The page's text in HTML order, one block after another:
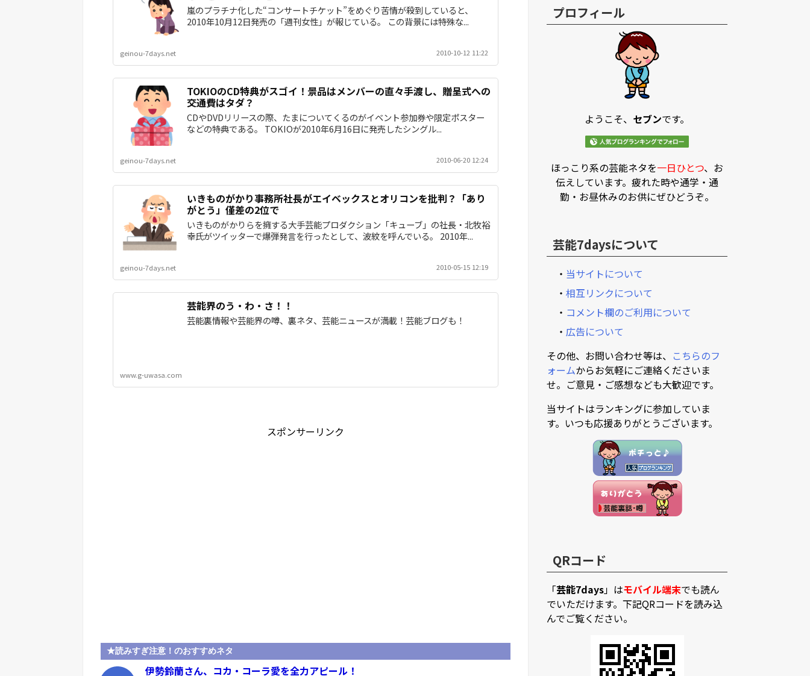
嵐のプラチナ化した“コンサートチケット”をめぐり苦情が殺到していると、
2010年10月12日発売の「週刊女性」が報じている。 この背景には特殊な...
geinou-7days.net 2010-10-12 11:22
TOKIOのCD特典がスゴイ！景品はメンバーの直々手渡し、贈呈式への
交通費はタダ？
CDやDVDリリースの際、たまについてくるのがイベント参加券や限定ポスター
などの特典である。 TOKIOが2010年6月16日に発売したシングル...
geinou-7days.net 2010-06-20 12:24
いきものがかり事務所社長がエイベックスとオリコンを批判？「あり
がとう」僅差の2位で
いきものがかりらを擁する大手芸能プロダクション「キューブ」の社長・北牧裕
幸氏がツイッターで爆弾発言を行ったとして、波紋を呼んでいる。 2010年...
geinou-7days.net 2010-05-15 12:19
芸能界のう・わ・さ！！
芸能裏情報や芸能界の噂、裏ネタ、芸能ニュースが満載！芸能ブログも！
www.g-uwasa.com
スポンサーリンク
★読みすぎ注意！のおすすめネタ
伊勢鈴蘭さん、コカ・コーラ愛を全力アピール！
プロフィール
ようこそ、 セブンです。
ほっこり系の芸能ネタを一日ひとつ、お
伝えしています。疲れた時や通学・通
勤・お昼休みのお供にぜひどうぞ。
芸能7daysについて
・ 当サイトについて
・ 相互リンクについて
・ コメント欄のご利用について
・ 広告について
その他、お問い合わせ等は、 こちらのフ
ォームからお気軽にご連絡くださいま
せ。ご意見・ご感想なども大歓迎です。
当サイトはランキングに参加していま
す。いつも応援ありがとうございます。
QRコード
「芸能7days」はモバイル端末でも読ん
でいただけます。下記QRコードを読み込
んでご覧ください。